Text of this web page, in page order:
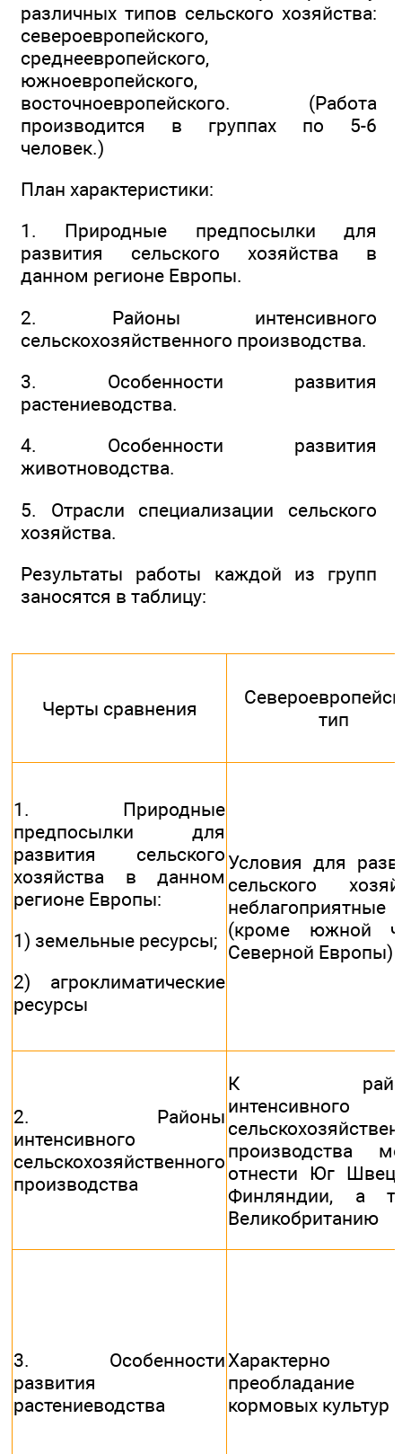
различных типов сельского хозяйства:
североевропейского,
среднеевропейского,
южноевропейского,
восточноевропейского. (Работа
производится в группах по 5-6
человек.)
План характеристики:
1. Природные предпосылки для
развития сельского хозяйства в
данном регионе Европы.
2. Районы интенсивного
сельскохозяйственного производства.
3. Особенности развития
растениеводства.
4. Особенности развития
животноводства.
5. Отрасли специализации сельского
хозяйства.
Результаты работы каждой из групп
заносятся в таблицу:
Черты сравнения
тип
1. Природные
предпосылки для
развития сельского
хозяйства в данном
регионе Европы:
1) земельные ресурсы;
2) агроклиматические
ресурсы
Условия для
сельского
неблагоприятные
(кроме южной
Северной Европы)
2. Районы
интенсивного
сельскохозяйственного
производства
К
интенсивного
производства
отнести Юг
Финляндии, а
Великобританию
3. Особенности
развития
растениеводства
Характерно
преобладание
кормовых культур